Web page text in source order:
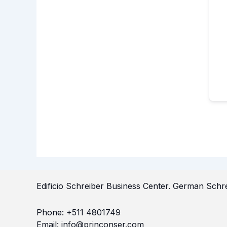
Edificio Schreiber Business Center. German
Phone: +511 4801749
Email: info@princonser.com